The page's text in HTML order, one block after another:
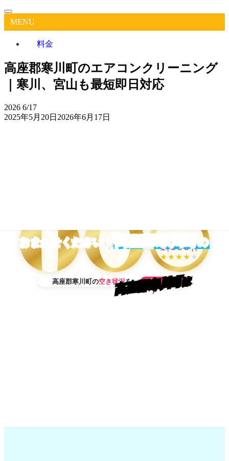
MENU
料金
高座郡寒川町のエアコンクリーニング
｜寒川、宮山も最短即日対応
2026 6/17
2025年5月20日 2026年6月17日
ッ
フ
在
50万
1,500 件
★★★★ ★
高座郡寒川町の空き状況を 今すぐ確認
おまかせください！高座郡寒川町 の
高座郡寒川町は
当日予約